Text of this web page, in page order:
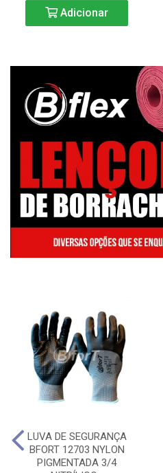
Adicionar
LUVA DE SEGURANÇA
BFORT 12703 NYLON
PIGMENTADA 3/4